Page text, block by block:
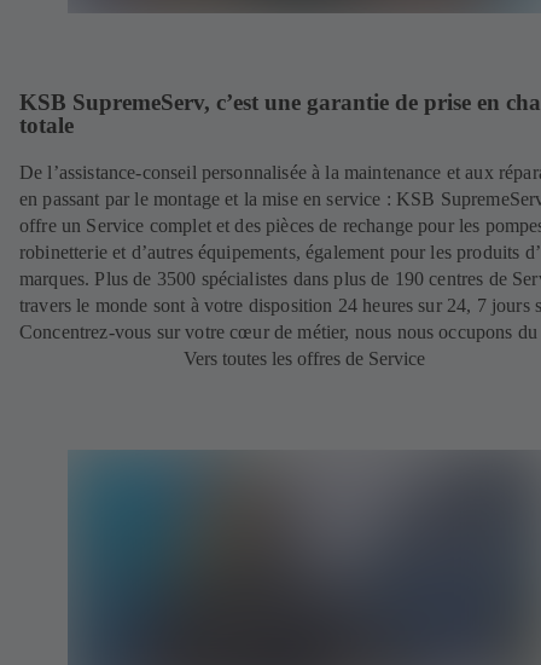
KSB SupremeServ, c’est une garantie de prise en
totale
De l’assistance-conseil personnalisée à la maintenance et aux
en passant par le montage et la mise en service : KSB
offre un Service complet et des pièces de rechange pour les
robinetterie et d’autres équipements, également pour les produits
marques. Plus de 3500 spécialistes dans plus de 190 centres de
travers le monde sont à votre disposition 24 heures sur 24, 7 jours
Concentrez-vous sur votre cœur de métier, nous nous occupons du
Vers toutes les offres de Service